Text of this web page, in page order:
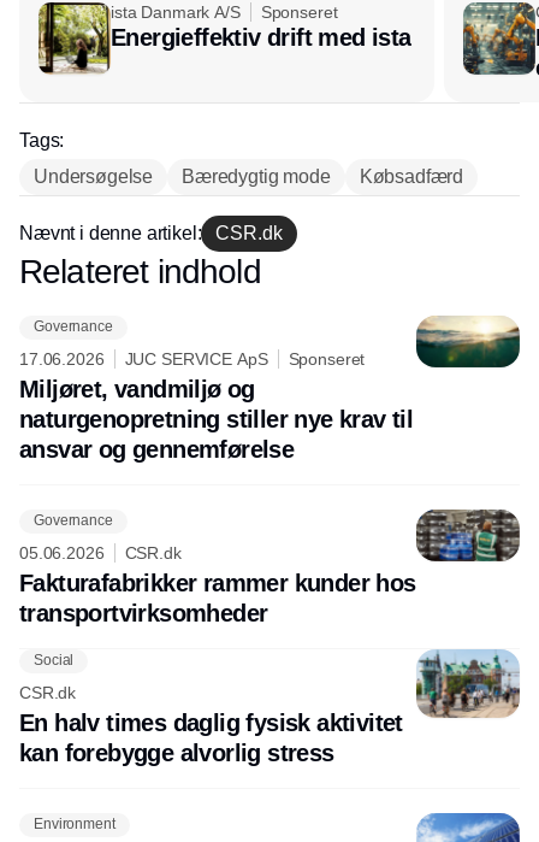
ista Danmark A/S Sponseret
Energieffektiv drift med ista
Tags:
Undersøgelse
Bæredygtig mode Købsadfærd
Nævnt i denne artikel: CSR.dk
Annonce
Relateret indhold
Governance
17.06.2026 JUC SERVICE ApS Sponseret
Miljøret, vandmiljø og
naturgenopretning stiller nye krav til
ansvar og gennemførelse
Governance
05.06.2026 CSR.dk
Fakturafabrikker rammer kunder hos
transportvirksomheder
Social
CSR.dk
En halv times daglig fysisk aktivitet
kan forebygge alvorlig stress
Environment